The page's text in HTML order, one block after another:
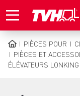
to
BREADCRUMB
PIÈCES POUR
PIÈCES ET
ÉLÉVATEURS